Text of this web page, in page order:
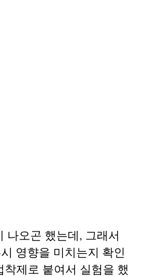
나오곤 했는데, 그래서
영향을 미치는지 확인
제로 붙여서 실험을 했